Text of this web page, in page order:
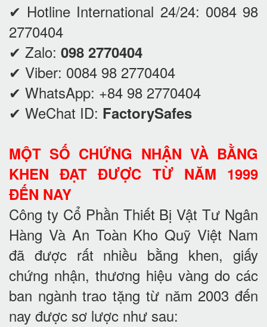
✔ Hotline International 24/24: 0084 98
2770404
✔ Zalo: 098 2770404
✔ Viber: 0084 98 2770404
✔ WhatsApp: +84 98 2770404
✔ WeChat ID: FactorySafes
MỘT SỐ CHỨNG NHẬN VÀ BẰNG
KHEN ĐẠT ĐƯỢC TỪ NĂM 1999
ĐẾN NAY
Công ty Cổ Phần Thiết Bị Vật Tư Ngân
Hàng Và An Toàn Kho Quỹ Việt Nam
đã được rất nhiều bằng khen, giấy
chứng nhận, thương hiệu vàng do các
ban ngành trao tặng từ năm 2003 đến
nay được sơ lược như sau: